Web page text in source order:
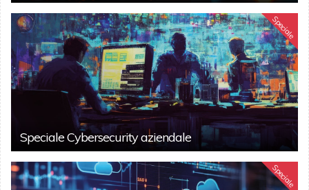
Speciale
Speciale Cybersecurity aziendale
Speciale